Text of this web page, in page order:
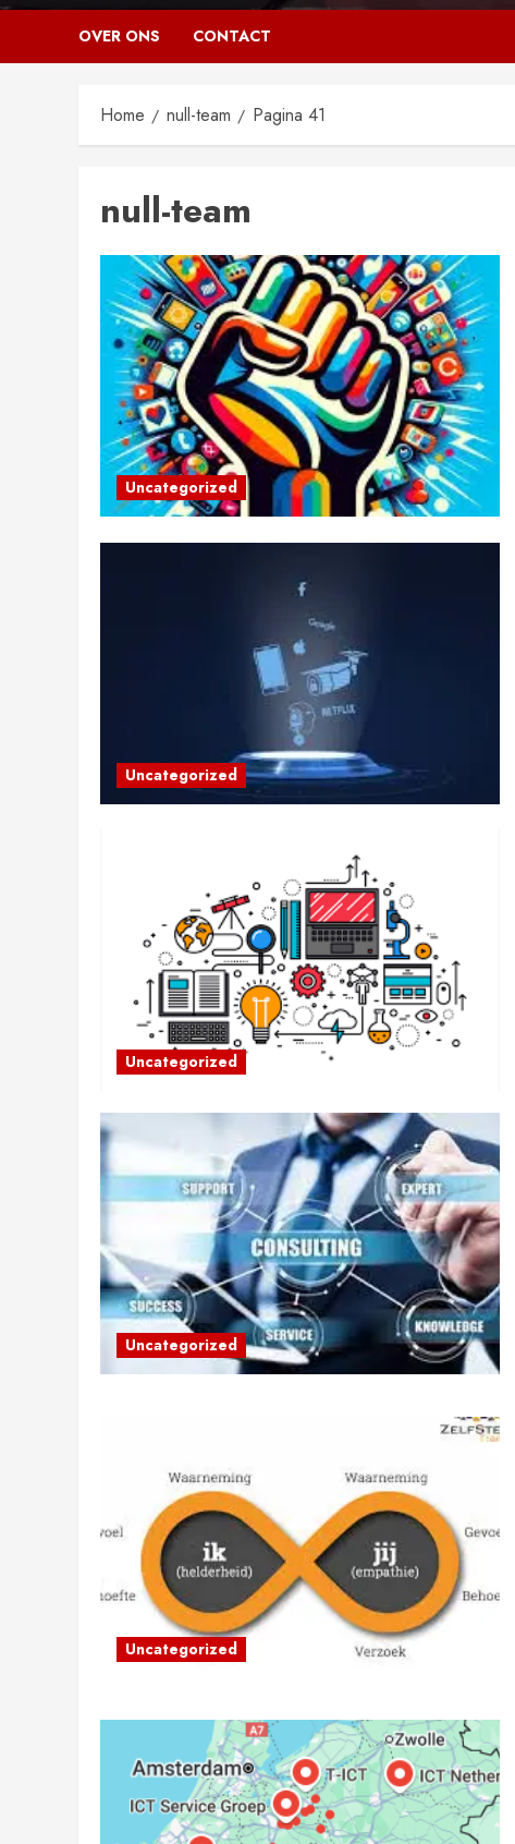
OVER ONS CONTACT
Home null-team Pagina 41
null-team
Uncategorized
Uncategorized
Uncategorized
Uncategorized
Uncategorized